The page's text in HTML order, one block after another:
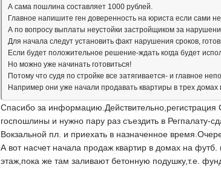
А сама пошлина составляет 1000 рублей.
Главное напишите ген доверенность на юриста если сами
А по вопросу выплаты неустойки застройщиком за
Для начала следут установить факт нарушения сроков,
Если будет положительное решение-ждать когда будет
Но можно уже начинать готовиться!
Потому что судя по стройке все затягивается- и главное
Например они уже начали продавать квартиры в трех домах
Спасибо за
госпошлины и нужно пару раз съездить в Регпалату-
Вокзальной пл. и приехать в назначенное
А вот насчет начала продаж квартир в домах на
этаж,пока же там заливают бетонную подушку,т.е.